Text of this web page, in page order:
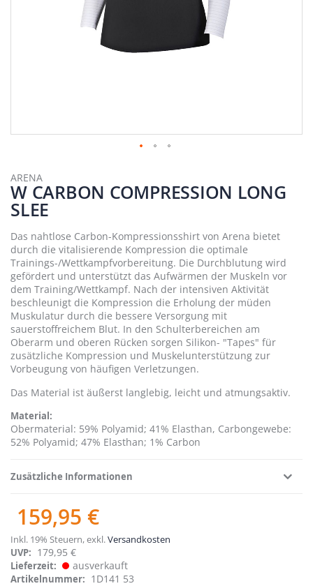
Anfang
der
Bildergalerie
springen
ARENA
W CARBON COMPRESSION LONG
SLEE
Das nahtlose Carbon-Kompressionsshirt von Arena bietet
durch die vitalisierende Kompression die optimale
Trainings-/Wettkampfvorbereitung. Die Durchblutung wird
gefördert und unterstützt das Aufwärmen der Muskeln vor
dem Training/Wettkampf. Nach der intensiven Aktivität
beschleunigt die Kompression die Erholung der müden
Muskulatur durch die bessere Versorgung mit
sauerstoffreichem Blut. In den Schulterbereichen am
Oberarm und oberen Rücken sorgen Silikon- "Tapes" für
zusätzliche Kompression und Muskelunterstützung zur
Vorbeugung von häufigen Verletzungen.
Das Material ist äußerst langlebig, leicht und atmungsaktiv.
Material
Obermaterial: 59% Polyamid; 41% Elasthan, Carbongewebe:
52% Polyamid; 47% Elasthan; 1% Carbon
Zusätzliche Informationen
159,95 €
Inkl. 19% Steuern,exkl. Versandkosten
UVP: 179,95 €
Lieferzeit ausverkauft
Artikelnummer 1D141 53